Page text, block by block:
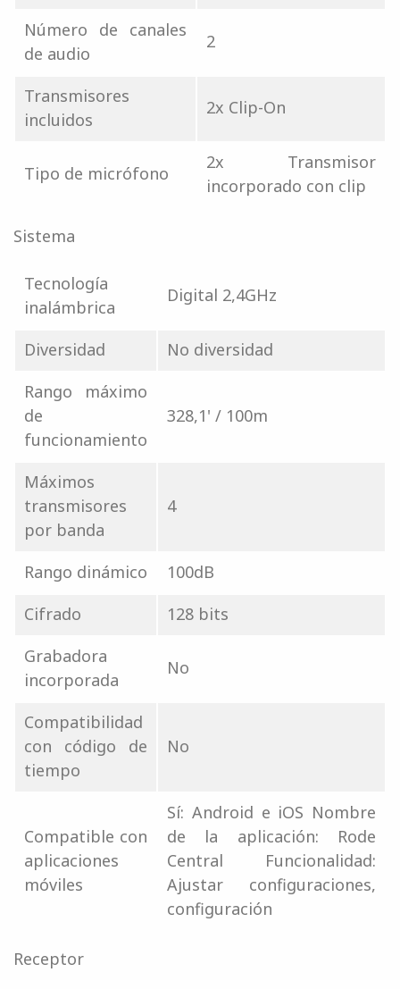
Número de canales
de audio
2
Transmisores
incluidos
2x Clip-On
Tipo de micrófono
2x Transmisor
incorporado con clip
Sistema
Tecnología
inalámbrica
Digital 2,4GHz
Diversidad
No diversidad
Rango máximo
de
funcionamiento
328,1' / 100m
Máximos
transmisores
por banda
4
Rango dinámico
100dB
Cifrado
128 bits
Grabadora
incorporada
No
Compatibilidad
con código de
tiempo
No
Compatible con
aplicaciones
móviles
Sí: Android e iOS Nombre
de la aplicación: Rode
Central Funcionalidad:
Ajustar configuraciones,
configuración
Receptor